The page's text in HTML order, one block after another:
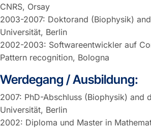
CNRS, Orsay
2003-2007: Doktorand (Biophysik)
Universität, Berlin
2002-2003: Softwareentwickler auf
Pattern recognition, Bologna
Werdegang / Ausbildung:
2007: PhD-Abschluss (Biophysik) and
Universität, Berlin
2002: Diploma und Master in